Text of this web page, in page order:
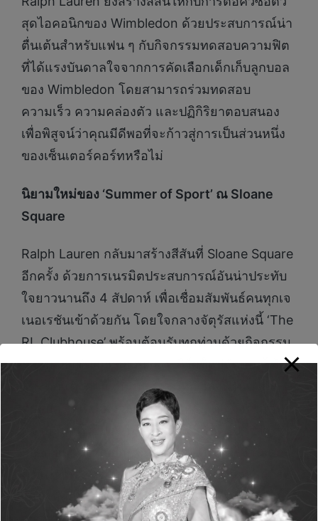
สุดไอคอนิกของ Wimbledon ด้วยประสบการณ์น่า
ตื่นเต้นสำหรับแฟน ๆ กับกิจกรรมทดสอบความฟิต
ที่ได้แรงบันดาลใจจากการคัดเลือกเด็กเก็บลูกบอล
ของ Wimbledon โดยสามารถร่วมทดสอบ
ความเร็ว ความคล่องตัว และปฏิกิริยาตอบสนอง
เพื่อพิสูจน์ว่าคุณมีดีพอที่จะก้าวสู่การเป็นส่วนหนึ่ง
ของเซ็นเตอร์คอร์ทหรือไม่
นิยามใหม่ของ ‘Summer of Sport’ ณ Sloane
Square
Ralph Lauren กลับมาสร้างสีสันที่ Sloane Square
อีกครั้ง ด้วยการเนรมิตประสบการณ์อันน่าประทับ
ใจยาวนานถึง 4 สัปดาห์ เพื่อเชื่อมสัมพันธ์คนทุกเจ
เนอเรชันเข้าด้วยกัน โดยใจกลางจัตุรัสแห่งนี้ ‘The
RL Clubhouse’ พร้อมต้อนรับทุกท่านด้วยกิจกรรม
มากมาย เช่น การเสวนาสด เวิร์กช็อปจัดดอกไม้
และตกแต่งคุกกี้ เกมบนสนามหญ้าสำหรับ
ครอบครัว และความบันเทิงสำหรับเด็ก ๆ เติมเต็ม
ความสนุกด้วยประติมากรรมต้นไม้ดัดรูป Polo
Bear ขนาดใหญ่ยักษ์ที่มาสร้างสีสันให้กับงาน และ
ตั้งแต่วันที่ 29 มิถุนายนเป็นต้นไป พื้นที่นี้จะถูกปรับ
โฉมให้กลายเป็นอัฒจันทร์กลางแจ้งสำหรับรับชม